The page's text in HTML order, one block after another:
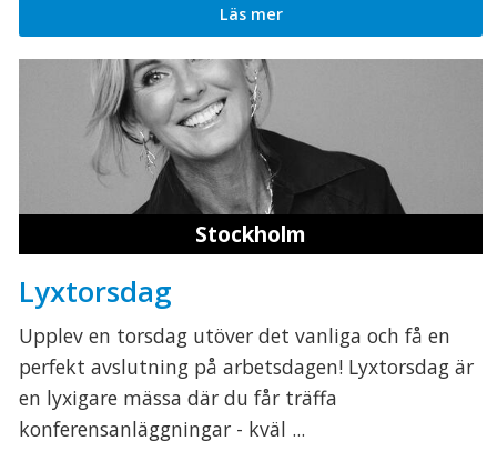
Läs mer
Stockholm
Lyxtorsdag
Upplev en torsdag utöver det vanliga och få en
perfekt avslutning på arbetsdagen! Lyxtorsdag är
en lyxigare mässa där du får träffa
konferensanläggningar - kväl ...